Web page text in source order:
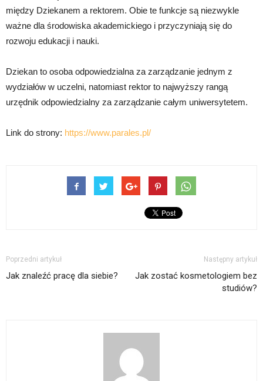
między Dziekanem a rektorem. Obie te funkcje są niezwykle
ważne dla środowiska akademickiego i przyczyniają się do
rozwoju edukacji i nauki.
Dziekan to osoba odpowiedzialna za zarządzanie jednym z
wydziałów w uczelni, natomiast rektor to najwyższy rangą
urzędnik odpowiedzialny za zarządzanie całym uniwersytetem.
Link do strony: https://www.parales.pl/
Poprzedni artykuł
Jak znaleźć pracę dla siebie?
Następny artykuł
Jak zostać kosmetologiem bez
studiów?